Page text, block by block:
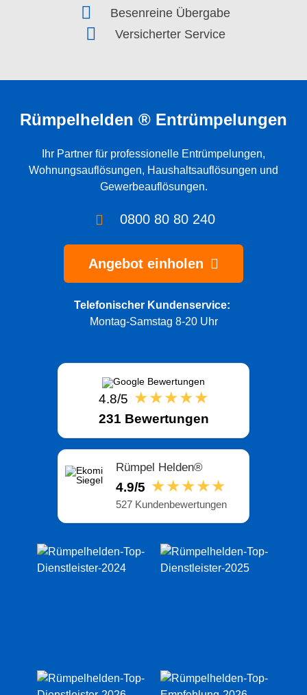
Besenreine Übergabe
Versicherter Service
Rümpelhelden ® Entrümpelungen
Ihr Partner für professionelle Entrümpelungen,
Wohnungsauflösungen, Haushaltsauflösungen und
Gewerbeauflösungen.
0800 80 80 240
Angebot einholen
Telefonischer Kundenservice:
Montag-Samstag 8-20 Uhr
4.8/5 ★★★★★
231 Bewertungen
Rümpel Helden®
4.9/5 ★★★★★
527 Kundenbewertungen